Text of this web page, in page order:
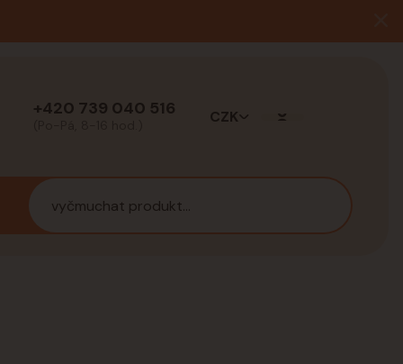
+420 739 040 516 CZK